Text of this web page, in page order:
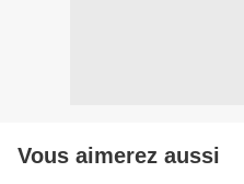
Vous aimerez aussi